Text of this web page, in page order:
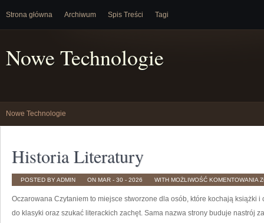
Strona główna Archiwum Spis Treści Tagi
Nowe Technologie
Nowe Technologie
Historia Literatury
POSTED BY ADMIN ON MAR - 30 - 2026 WITH MOŻLIWOŚĆ KOMENTOWANIA
Oczarowana Czytaniem to miejsce stworzone dla osób, które kochają książki
do klasyki oraz szukać literackich zachęt. Sama nazwa strony buduje nastrój